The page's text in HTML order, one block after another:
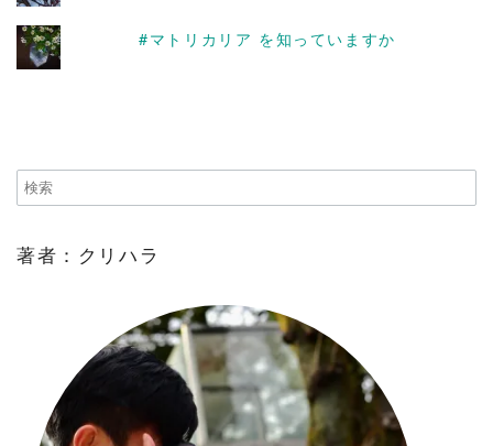
#マトリカリア を知っていますか
著者：クリハラ